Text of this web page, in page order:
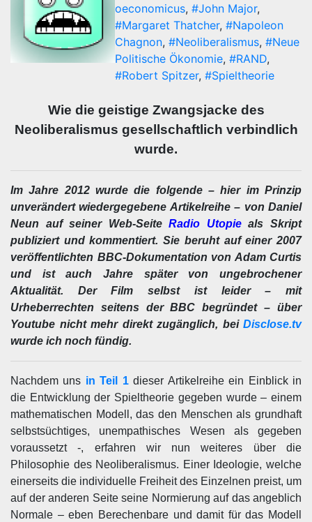
oeconomicus, #John Major,
#Margaret Thatcher, #Napoleon
Chagnon, #Neoliberalismus, #Neue
Politische Ökonomie, #RAND,
#Robert Spitzer, #Spieltheorie
Wie die geistige Zwangsjacke des
Neoliberalismus gesellschaftlich verbindlich
wurde.
Im Jahre 2012 wurde die folgende – hier im Prinzip
unverändert wiedergegebene Artikelreihe – von Daniel
Neun auf seiner Web-SeiteRadio Utopieals Skript
publiziert und kommentiert. Sie beruht auf einer 2007
veröffentlichten BBC-Dokumentation von Adam Curtis
und ist auch Jahre später von ungebrochener
Aktualität. Der Film selbst ist leider – mit
Urheberrechten seitens der BBC begründet – über
Youtube nicht mehr direkt zugänglich, bei Disclose.tv
wurde ich noch fündig.
Nachdem uns in Teil 1dieser Artikelreihe ein Einblick in
die Entwicklung der Spieltheorie gegeben wurde – einem
mathematischen Modell, das den Menschen als grundhaft
selbstsüchtiges, unempathisches Wesen als gegeben
voraussetzt -, erfahren wir nun weiteres über die
Philosophie des Neoliberalismus. Einer Ideologie, welche
einerseits die individuelle Freiheit des Einzelnen preist, um
auf der anderen Seite seine Normierung auf das angeblich
Normale – eben Berechenbare und damit für das Modell